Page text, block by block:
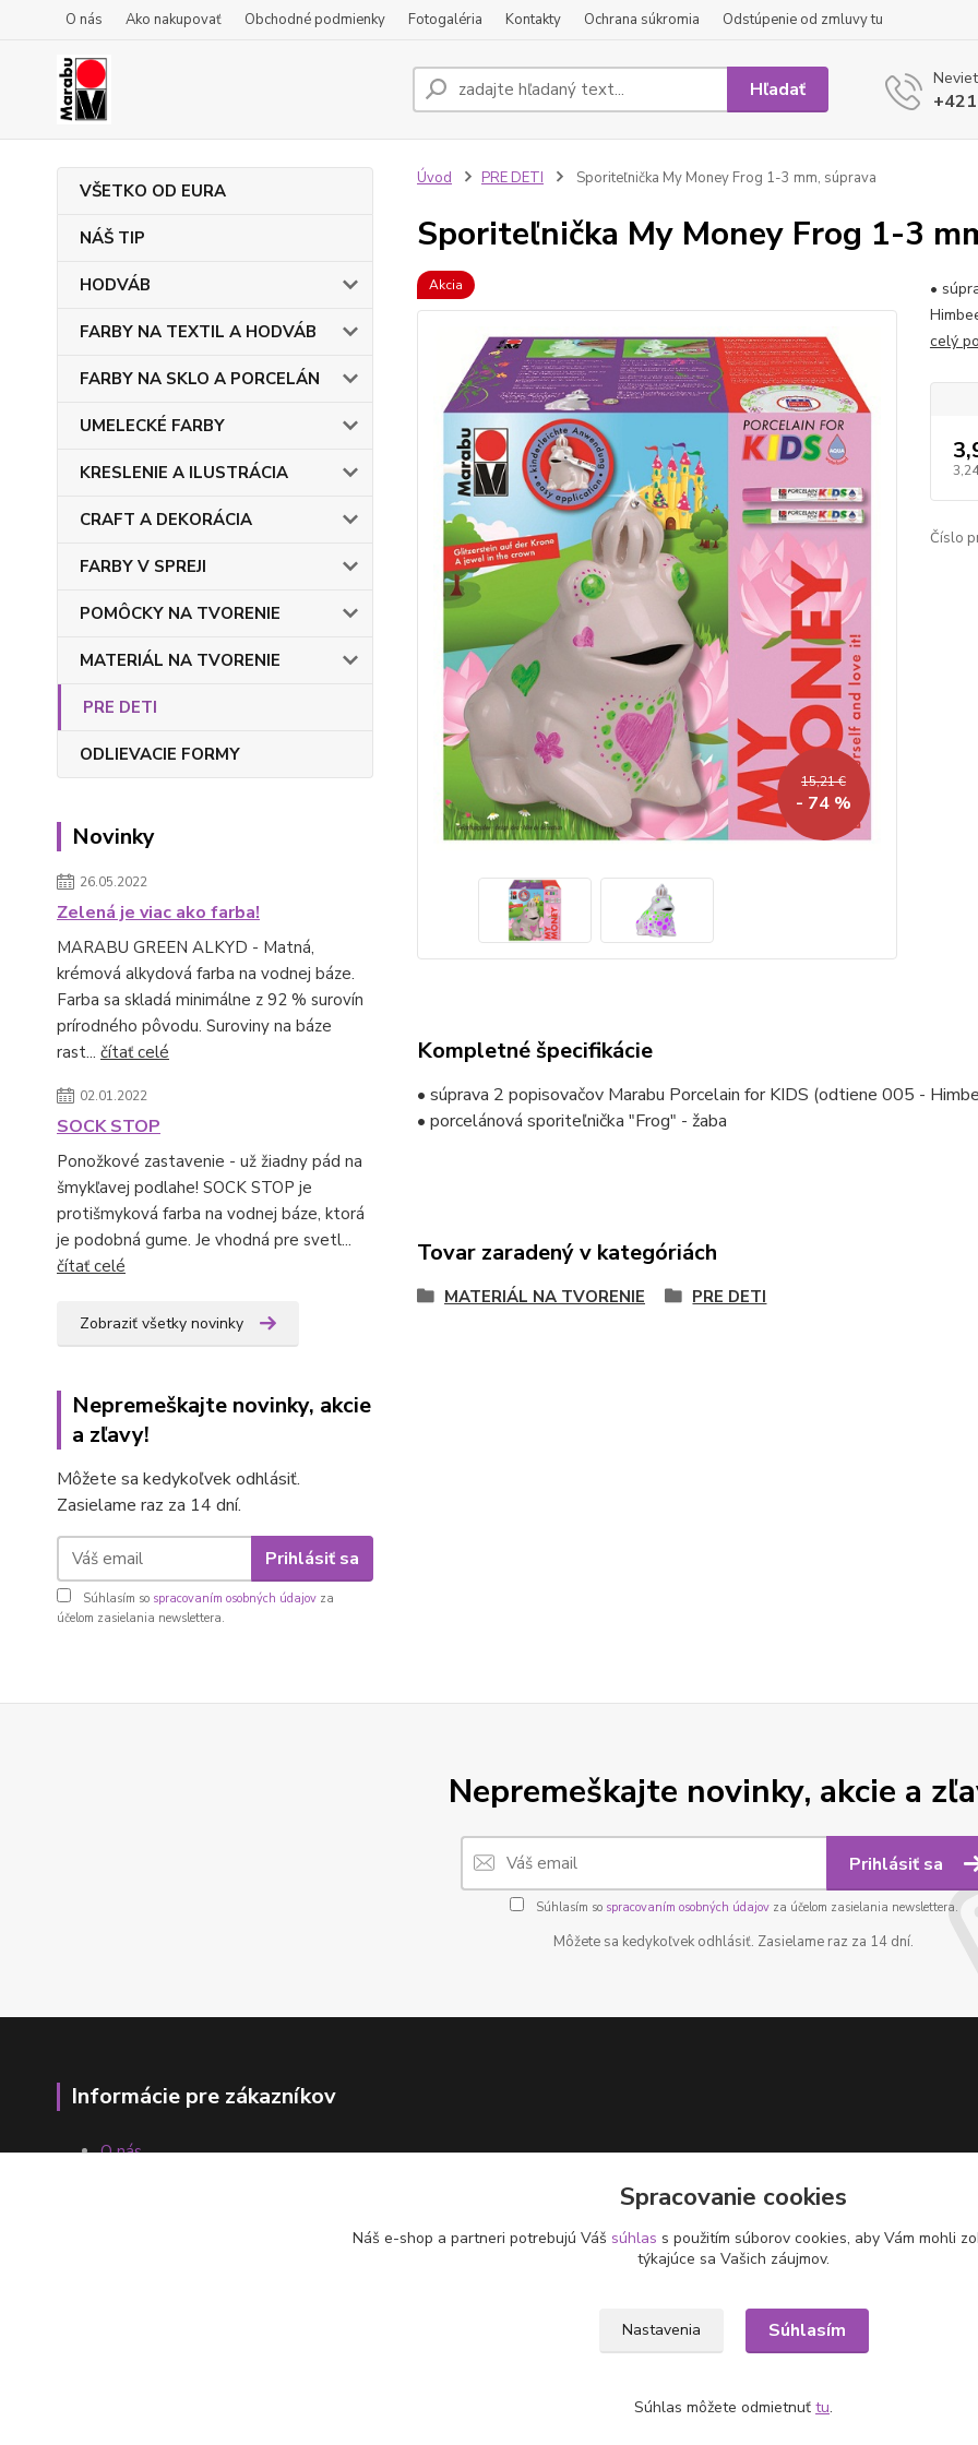
O nás Ako nakupovať Obchodné podmienky Fotogaléria Kontakty Ochrana súkromia Odstúpenie od zmluvy tu
Hľadať
VŠETKO OD EURA
NÁŠ TIP
HODVÁB
FARBY NA TEXTIL A HODVÁB
FARBY NA SKLO A PORCELÁN
UMELECKÉ FARBY
KRESLENIE A ILUSTRÁCIA
CRAFT A DEKORÁCIA
FARBY V SPREJI
POMÔCKY NA TVORENIE
MATERIÁL NA TVORENIE
PRE DETI
ODLIEVACIE FORMY
Novinky
26.05.2022
Zelená je viac ako farba!
MARABU GREEN ALKYD - Matná,
krémová alkydová farba na vodnej báze.
Farba sa skladá minimálne z 92 % surovín
prírodného pôvodu. Suroviny na báze
rast... čítať celé
02.01.2022
SOCK STOP
Ponožkové zastavenie - už žiadny pád na
šmykľavej podlahe! SOCK STOP je
protišmyková farba na vodnej báze, ktorá
je podobná gume. Je vhodná pre svetl...
čítať celé
Zobraziť všetky novinky
Nepremeškajte novinky, akcie
a zľavy!
Môžete sa kedykoľvek odhlásiť.
Zasielame raz za 14 dní.
Prihlásiť sa
Súhlasím so spracovaním osobných údajov za
účelom zasielania newslettera.
Úvod PRE DETI Sporiteľnička My Money Frog 1-3 mm, súprava
Sporiteľnička My Money Frog 1-3
Akcia
15,21 €
- 74 %
•
celý
Číslo
Kompletné špecifikácie
• súprava 2 popisovačov Marabu Porcelain for KIDS (odtiene 005 -
• porcelánová sporiteľnička "Frog" - žaba
Tovar zaradený v kategóriách
MATERIÁL NA TVORENIE PRE DETI
Nepremeškajte novinky, akcie a
Prihlásiť sa
Súhlasím so spracovaním osobných údajovza účelom zasielania newslettera.
Môžete sa kedykoľvek odhlásiť. Zasielame raz za 14 dní.
Informácie pre zákazníkov
O nás
Spracovanie cookies
Náš e-shop a partneri potrebujú Váš súhlas s použitím súborov cookies, aby Vám mohli
týkajúce sa Vašich záujmov.
Nastavenia Súhlasím
Súhlas môžete odmietnuť tu.